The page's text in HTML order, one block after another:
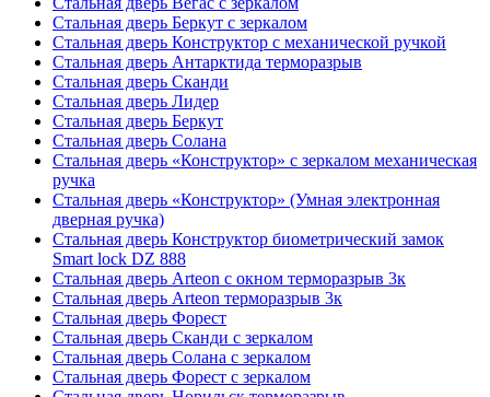
Стальная дверь Беркут с зеркалом
Стальная дверь Конструктор с механической ручкой
Стальная дверь Антарктида терморазрыв
Стальная дверь Сканди
Стальная дверь Лидер
Стальная дверь Беркут
Стальная дверь Солана
Стальная дверь «Конструктор» с зеркалом механическая
ручка
Стальная дверь «Конструктор» (Умная электронная
дверная ручка)
Стальная дверь Конструктор биометрический замок
Smart lock DZ 888
Стальная дверь Arteon с окном терморазрыв 3к
Стальная дверь Arteon терморазрыв 3к
Стальная дверь Форест
Стальная дверь Сканди с зеркалом
Стальная дверь Солана с зеркалом
Стальная дверь Форест с зеркалом